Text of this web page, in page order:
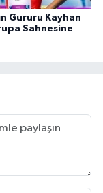
Gururu Kayhan
Sahnesine